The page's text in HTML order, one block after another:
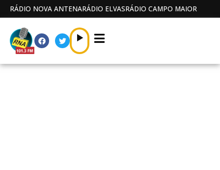
RÁDIO NOVA ANTENARÁDIO ELVASRÁDIO CAMPO MAIOR